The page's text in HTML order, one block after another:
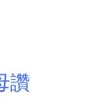
讚